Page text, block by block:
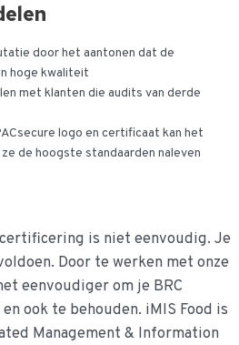
door het aantonen dat de
hoge kwaliteit
met klanten die audits van derde
logo en certificaat kan het
de hoogste standaarden naleven
is niet eenvoudig. Je
Door te werken met onze
eenvoudiger om je BRC
ook te behouden. iMIS Food is
Management & Information